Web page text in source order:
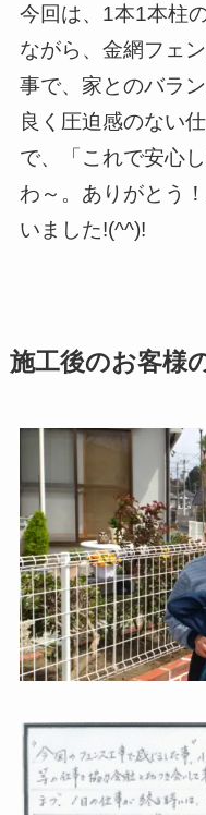
今回は、1本1本柱
ながら、金網フェ
事で、家とのバラ
良く圧迫感のない
で、「これで安心
わ～。ありがとう
いました!(^^)!
施工後のお客様